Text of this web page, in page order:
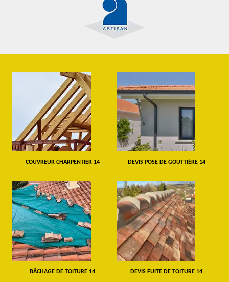
COUVREUR CHARPENTIER 14 DEVIS POSE DE GOUTTIÈRE 14
BÂCHAGE DE TOITURE 14 DEVIS FUITE DE TOITURE 14